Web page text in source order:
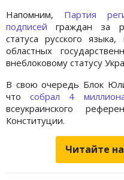
Напомним, Партия
подписейграждан за
статуса русского
областных
внеблоковому статусу
В свою очередь Блок
чтособрал 4
всеукраинского
Конституции.
Читайте